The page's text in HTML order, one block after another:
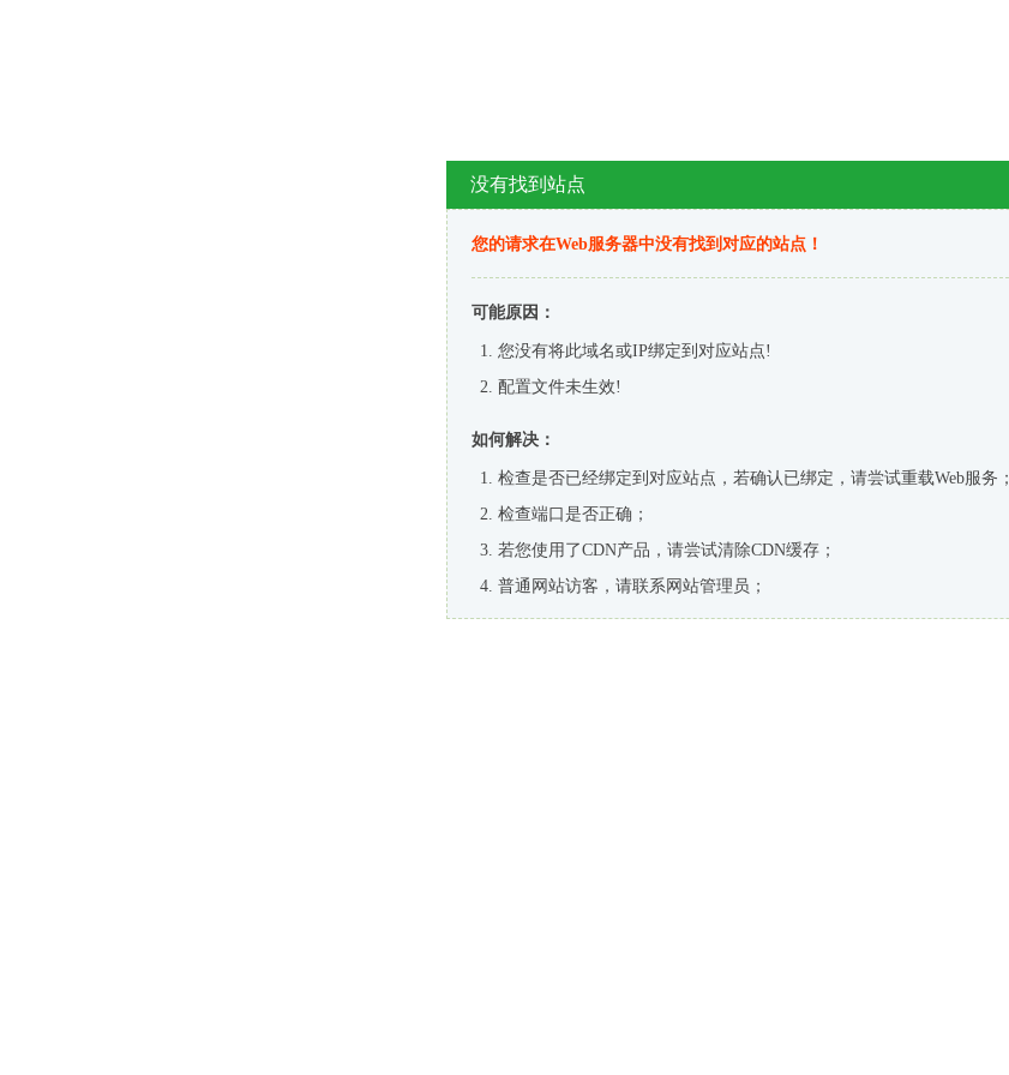
没有找到站点
您的请求在Web服务器中没有找到对应的站点！
可能原因：
您没有将此域名或IP绑定到对应站点!
配置文件未生效!
如何解决：
检查是否已经绑定到对应站点，若确认已绑定，请尝试重载Web服务；
检查端口是否正确；
若您使用了CDN产品，请尝试清除CDN缓存；
普通网站访客，请联系网站管理员；